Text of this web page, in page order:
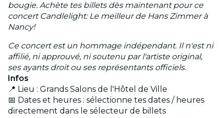
bougie. Achète tes billets dès maintenant pour ce
concert Candlelight: Le meilleur de Hans Zimmer à
Nancy!
Ce concert est un hommage indépendant. Il n'est ni
affilié, ni approuvé, ni soutenu par l'artiste original,
ses ayants droit ou ses représentants officiels.
Infos
📍 Lieu : Grands Salons de l'Hôtel de Ville
📅 Dates et heures : sélectionne tes dates / heures
directement dans le sélecteur de billets